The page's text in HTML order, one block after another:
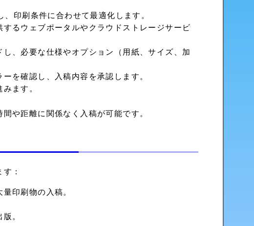
印刷条件に合わせて最適化します。
するウェブポータルやクラウドストレージサービ
し、必要な仕様やオプション（用紙、サイズ、加
を確認し、入稿内容を承認します。
ます。
や距離に関係なく入稿が可能です。
：
印刷物の入稿。
。